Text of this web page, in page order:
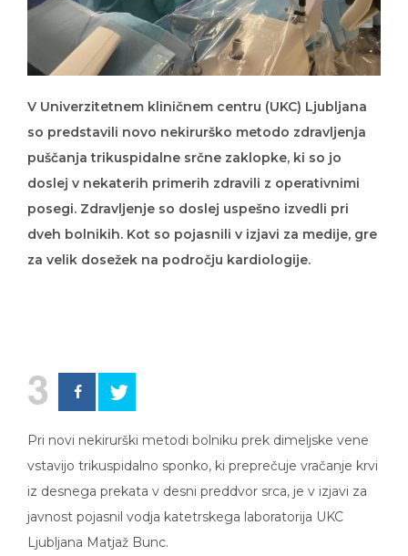
so predstavili novo nekirurško metodo zdravljenja
puščanja trikuspidalne srčne zaklopke, ki so jo
doslej v nekaterih primerih zdravili z operativnimi
posegi. Zdravljenje so doslej uspešno izvedli pri
dveh bolnikih. Kot so pojasnili v izjavi za medije, gre
za velik dosežek na področju kardiologije.
3
vstavijo trikuspidalno sponko, ki preprečuje vračanje krvi
iz desnega prekata v desni preddvor srca, je v izjavi za
javnost pojasnil vodja katetrskega laboratorija UKC
Ljubljana Matjaž Bunc.